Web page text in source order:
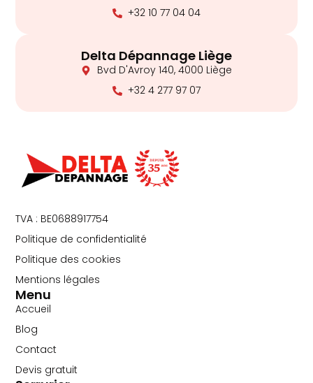
+32 10 77 04 04
Delta Dépannage Liège
Bvd D'Avroy 140, 4000 Liège
+32 4 277 97 07
TVA : BE0688917754
Politique de confidentialité
Politique des cookies
Mentions légales
Menu
Accueil
Blog
Contact
Devis gratuit